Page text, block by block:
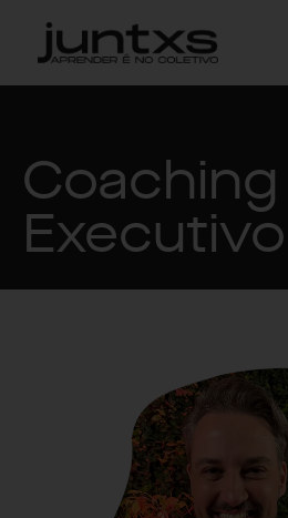
Coaching
Executivo